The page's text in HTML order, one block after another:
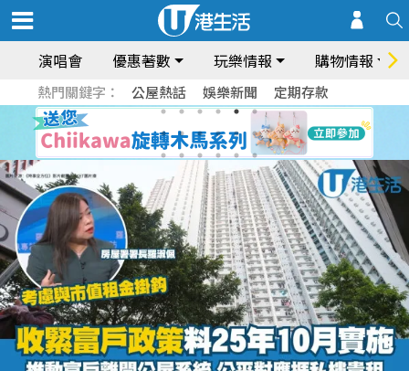
演唱會 優惠著數 玩樂情報 購物情報
熱門關鍵字： 公屋熱話 娛樂新聞 定期存款